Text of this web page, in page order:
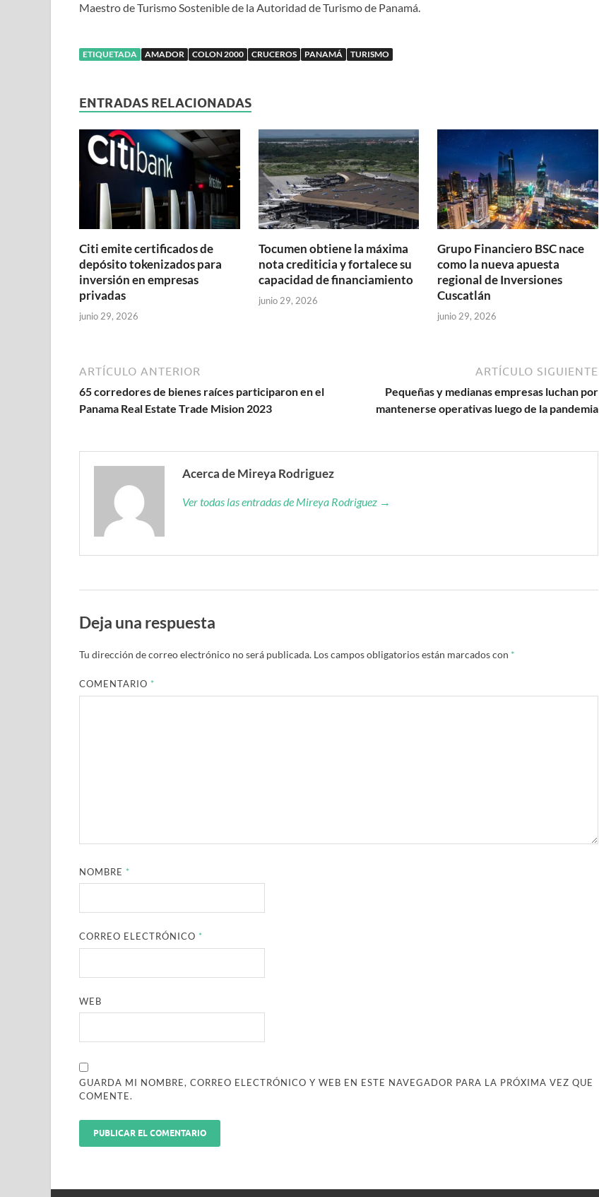
Maestro de Turismo Sostenible de la Autoridad de Turismo de Panamá.
ETIQUETADA AMADOR COLON 2000 CRUCEROS PANAMÁ TURISMO
ENTRADAS RELACIONADAS
Citi emite certificados de
depósito tokenizados para
inversión en empresas
privadas
junio 29, 2026
Tocumen obtiene la máxima
nota crediticia y fortalece su
capacidad de financiamiento
junio 29, 2026
Grupo Financiero BSC nace
como la nueva apuesta
regional de Inversiones
Cuscatlán
junio 29, 2026
ARTÍCULO ANTERIOR
65 corredores de bienes raíces participaron en el
Panama Real Estate Trade Mision 2023
ARTÍCULO SIGUIENTE
Pequeñas y medianas empresas luchan por
mantenerse operativas luego de la pandemia
Acerca de Mireya Rodriguez
Ver todas las entradas de Mireya Rodriguez →
Deja una respuesta
Tu dirección de correo electrónico no será publicada. Los campos obligatorios están marcados con *
COMENTARIO *
NOMBRE *
CORREO ELECTRÓNICO *
WEB
GUARDA MI NOMBRE, CORREO ELECTRÓNICO Y WEB EN ESTE NAVEGADOR PARA LA PRÓXIMA VEZ QUE
COMENTE.